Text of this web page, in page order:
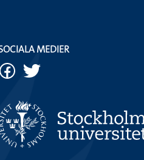
MEDIER